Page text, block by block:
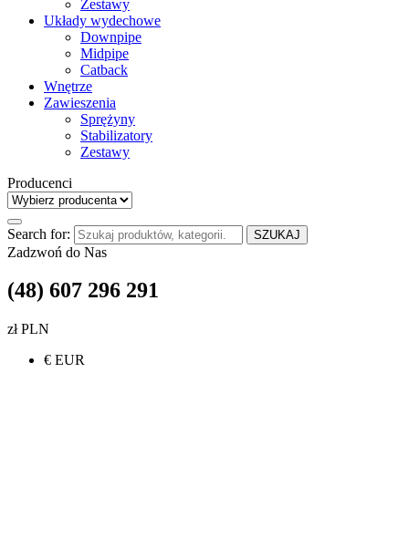
Zestawy
Układy wydechowe
Downpipe
Midpipe
Catback
Wnętrze
Zawieszenia
Sprężyny
Stabilizatory
Zestawy
Producenci
Search for: SZUKAJ
Zadzwoń do Nas
(48) 607 296 291
zł PLN
€ EUR